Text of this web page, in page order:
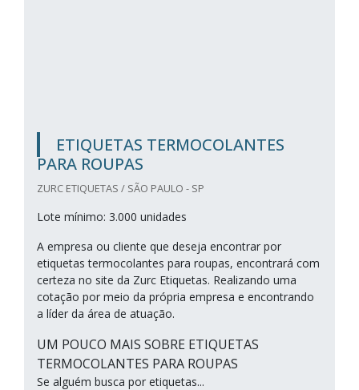
ETIQUETAS TERMOCOLANTES
PARA ROUPAS
ZURC ETIQUETAS / SÃO PAULO - SP
Lote mínimo: 3.000 unidades
A empresa ou cliente que deseja encontrar por
etiquetas termocolantes para roupas, encontrará com
certeza no site da Zurc Etiquetas. Realizando uma
cotação por meio da própria empresa e encontrando
a líder da área de atuação.
UM POUCO MAIS SOBRE ETIQUETAS
TERMOCOLANTES PARA ROUPAS
Se alguém busca por etiquetas...